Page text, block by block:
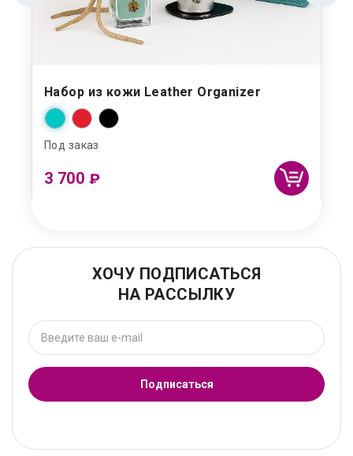
Набор из кожи Leather Organizer
Под заказ
3 700 ₽
ХОЧУ ПОДПИСАТЬСЯ
НА РАССЫЛКУ
Подписаться